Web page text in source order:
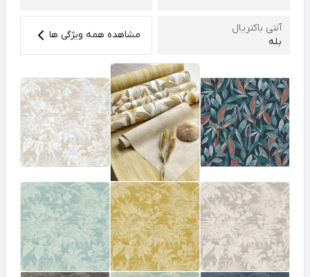
آنتی باکتریال
بله
مشاهده همه ویژگی ها